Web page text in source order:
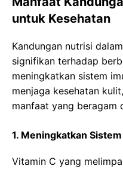
untuk Kesehatan
Kandungan nutrisi
signifikan terhadap
meningkatkan sistem
menjaga kesehatan
manfaat yang beragam
1. Meningkatkan
Vitamin C yang